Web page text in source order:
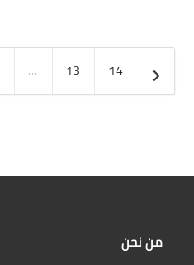
... 13 14
من نحن